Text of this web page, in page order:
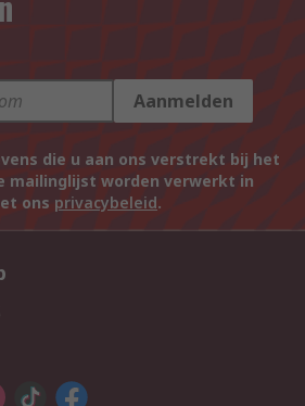
Aanmelden
die u aan ons verstrekt bij het
mailinglijst worden verwerkt in
ons privacybeleid.